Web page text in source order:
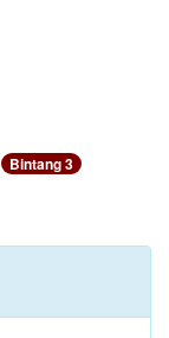
Bintang 3